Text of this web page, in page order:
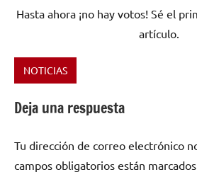
Hasta ahora ¡no hay votos! Sé el
artículo.
Etiquetado
2016,
Hamlet,
La
NOTICIAS
Deja una respuesta
Tu dirección de correo electrónico
campos obligatorios están